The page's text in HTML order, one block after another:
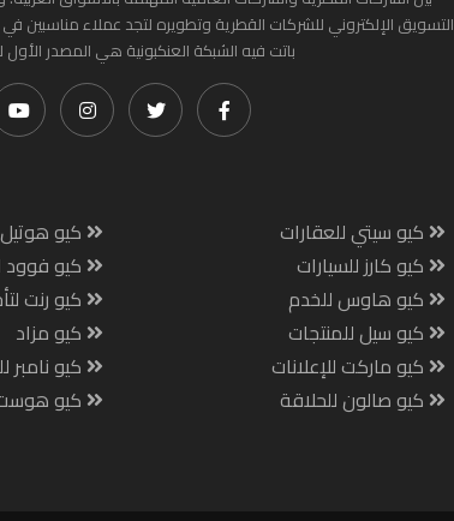
التسويق الإلكتروني للشركات القطرية وتطويره لتجد عملاء
باتت فيه الشبكة العنكبونية هي المصدر الأول
كيو سيتي للعقارات
كيو كارز للسيارات
كيو هاوس للخدم
كيو سيل للمنتجات
كيو ماركت للإعلانات
كيو صالون للحلاقة
كيو
كيو
كيو رنت
كيو مزاد
كيو نامبر
كيو